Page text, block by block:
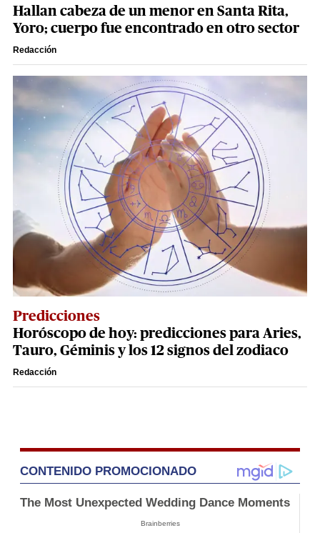
Hallan cabeza de un menor en Santa Rita,
Yoro; cuerpo fue encontrado en otro sector
Redacción
Predicciones
Horóscopo de hoy: predicciones para Aries,
Tauro, Géminis y los 12 signos del zodiaco
Redacción
CONTENIDO PROMOCIONADO
The Most Unexpected Wedding Dance Moments
Brainberries